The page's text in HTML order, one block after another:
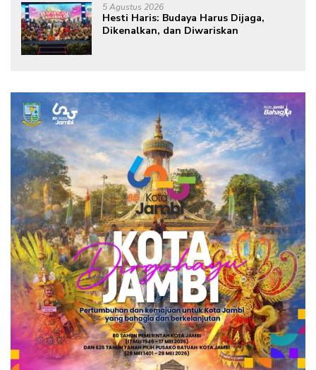
5 Agustus 2026
Hesti Haris: Budaya Harus Dijaga,
Dikenalkan, dan Diwariskan